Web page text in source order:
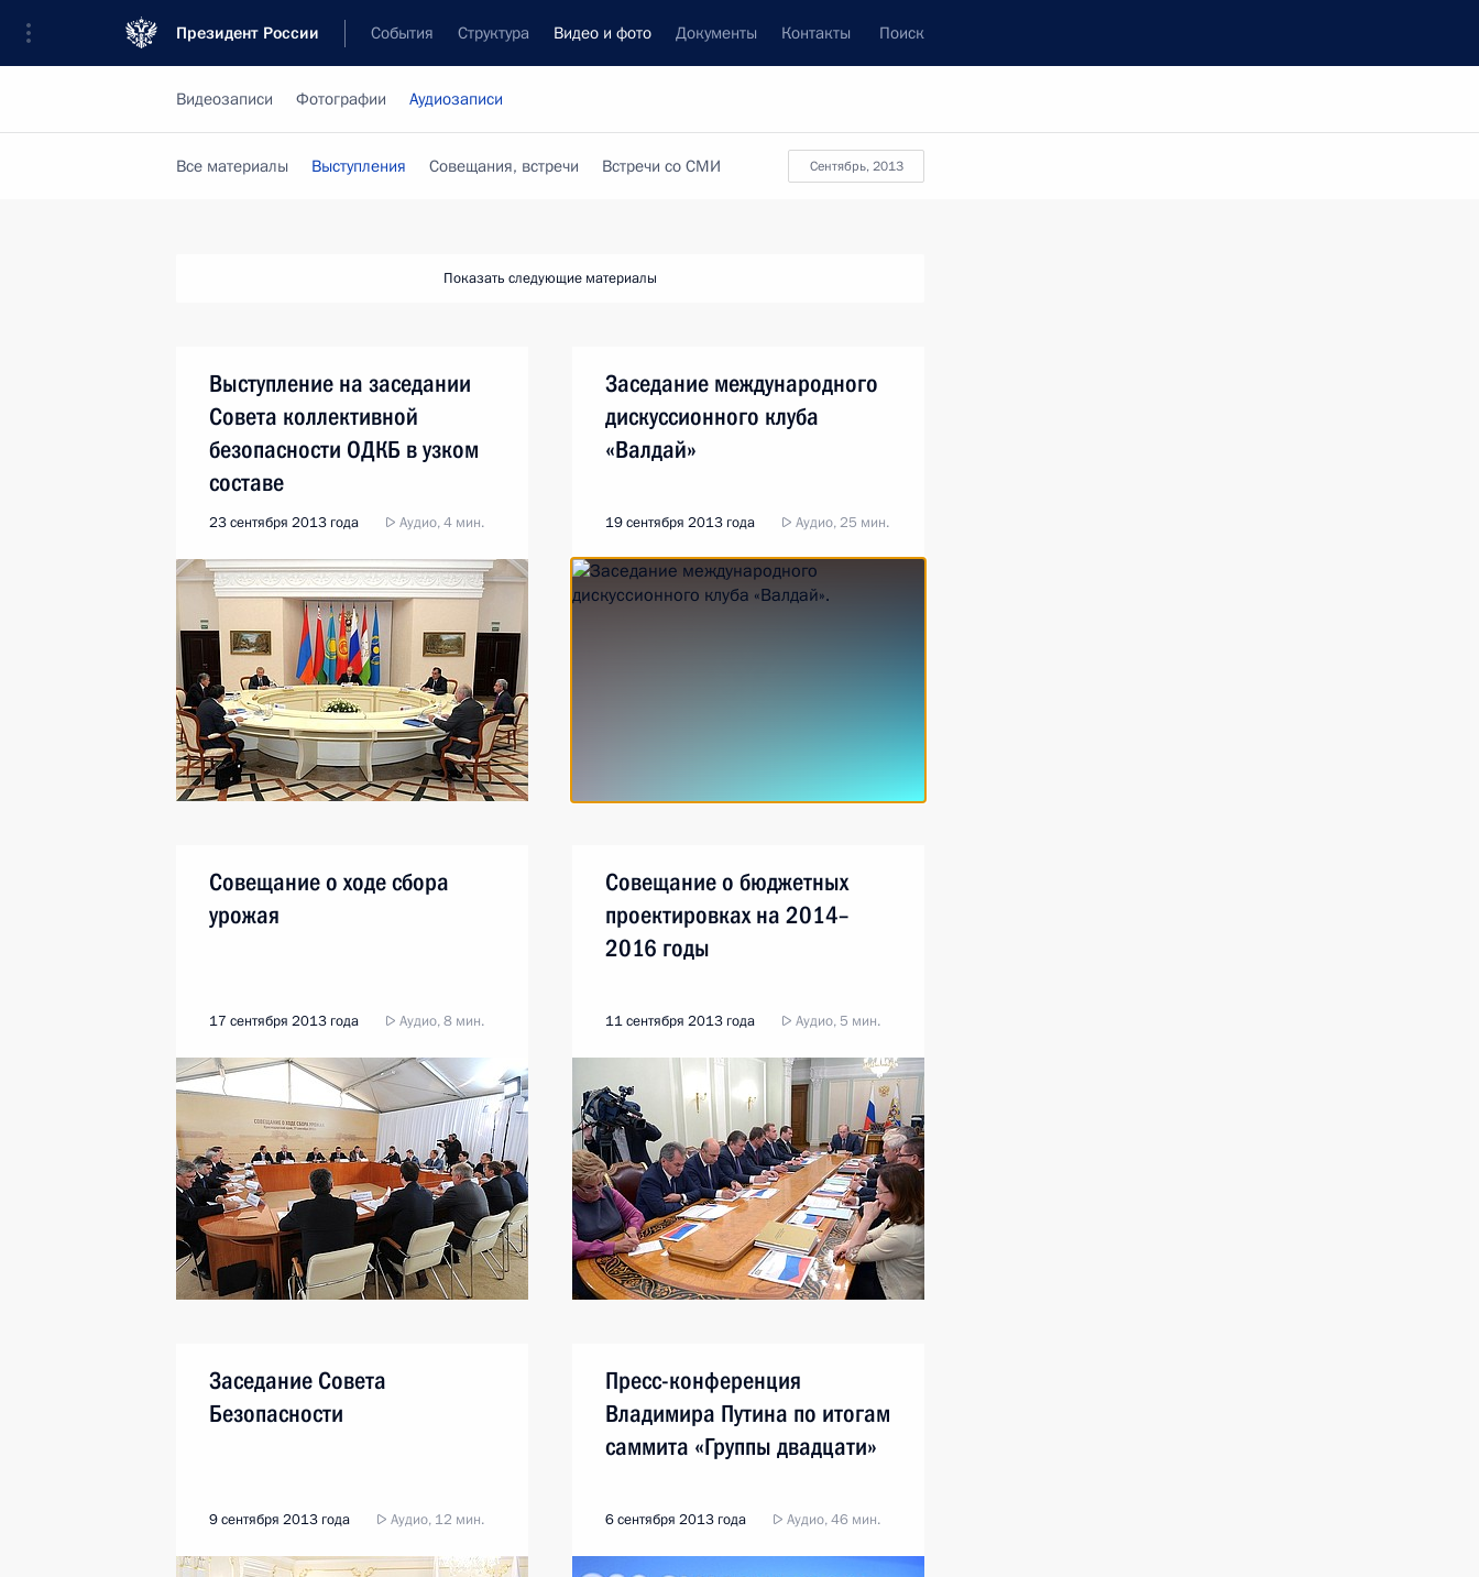
Президент России События Структура Видео и фото Документы Контакты Поиск
Видеозаписи Фотографии Аудиозаписи
сентябрь, 2013
Все материалы Выступления Совещания, встречи Встречи со СМИ
Показать следующие материалы
Выступление на заседании
Совета коллективной
безопасности ОДКБ в узком
составе
23 сентября 2013 года Аудио, 4 мин.
Заседание международного
дискуссионного клуба
«Валдай»
19 сентября 2013 года Аудио, 25 мин.
Совещание о ходе сбора
урожая
17 сентября 2013 года Аудио, 8 мин.
Совещание о бюджетных
проектировках на 2014–
2016 годы
11 сентября 2013 года Аудио, 5 мин.
Заседание Совета
Безопасности
9 сентября 2013 года Аудио, 12 мин.
Пресс-конференция
Владимира Путина по итогам
саммита «Группы двадцати»
6 сентября 2013 года Аудио, 46 мин.